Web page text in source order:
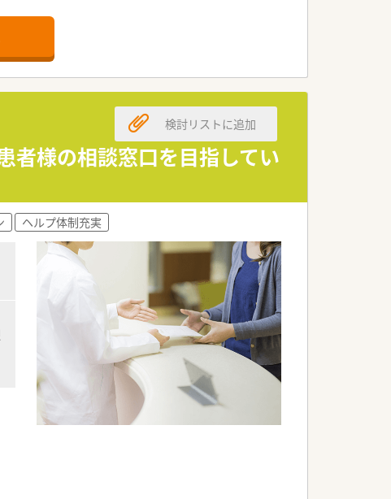
与） 自己啓発休暇最大10日、リフレッシ
者様の相談窓口を目指してい
検討リストに追加
ヘルプ体制充実